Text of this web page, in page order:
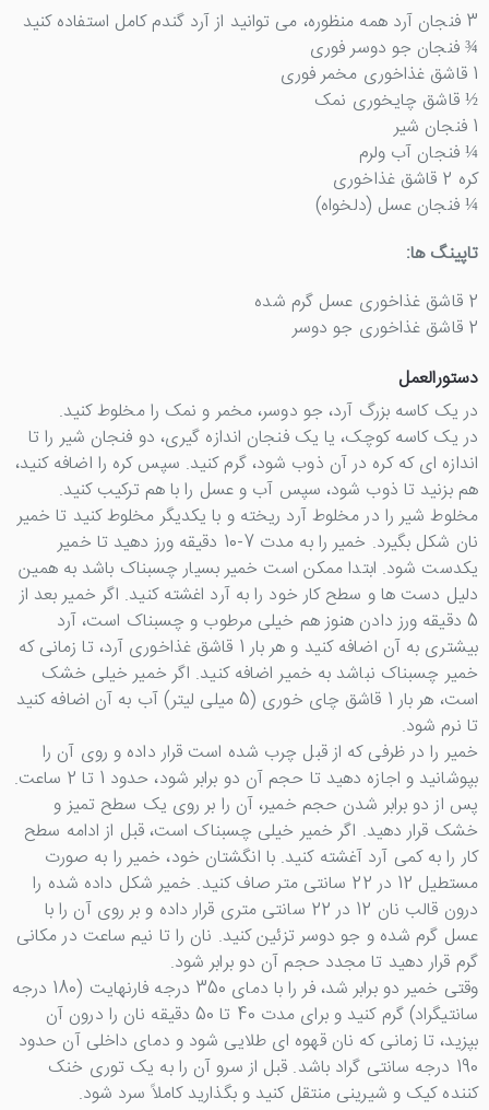
3 فنجان آرد همه منظوره، می توانید از آرد گندم کامل استفاده کنید
¾ فنجان جو دوسر فوری
1 قاشق غذاخوری مخمر فوری
½ قاشق چایخوری نمک
1 فنجان شیر
¼ فنجان آب ولرم
کره 2 قاشق غذاخوری
¼ فنجان عسل (دلخواه)
تاپینگ ها:
2 قاشق غذاخوری عسل گرم شده
2 قاشق غذاخوری جو دوسر
دستورالعمل
در یک کاسه بزرگ آرد، جو دوسر، مخمر و نمک را مخلوط کنید.
در یک کاسه کوچک، یا یک فنجان اندازه گیری، دو فنجان شیر را تا
اندازه ای که کره در آن ذوب شود، گرم کنید. سپس کره را اضافه کنید،
هم بزنید تا ذوب شود، سپس آب و عسل را با هم ترکیب کنید.
مخلوط شیر را در مخلوط آرد ریخته و با یکدیگر مخلوط کنید تا خمیر
نان شکل بگیرد. خمیر را به مدت 7-10 دقیقه ورز دهید تا خمیر
یکدست شود. ابتدا ممکن است خمیر بسیار چسبناک باشد به همین
دلیل دست ها و سطح کار خود را به آرد اغشته کنید. اگر خمیر بعد از
5 دقیقه ورز دادن هنوز هم خیلی مرطوب و چسبناک است، آرد
بیشتری به آن اضافه کنید و هر بار 1 قاشق غذاخوری آرد، تا زمانی که
خمیر چسبناک نباشد به خمیر اضافه کنید. اگر خمیر خیلی خشک
است، هر بار 1 قاشق چای خوری (5 میلی لیتر) آب به آن اضافه کنید
تا نرم شود.
خمیر را در ظرفی که از قبل چرب شده است قرار داده و روی آن را
بپوشانید و اجازه دهید تا حجم آن دو برابر شود، حدود 1 تا 2 ساعت.
پس از دو برابر شدن حجم خمیر، آن را بر روی یک سطح تمیز و
خشک قرار دهید. اگر خمیر خیلی چسبناک است، قبل از ادامه سطح
کار را به کمی آرد آغشته کنید. با انگشتان خود، خمیر را به صورت
مستطیل 12 در 22 سانتی متر صاف کنید. خمیر شکل داده شده را
درون قالب نان 12 در 22 سانتی متری قرار داده و بر روی آن را با
عسل گرم شده و جو دوسر تزئین کنید. نان را تا نیم ساعت در مکانی
گرم قرار دهید تا مجدد حجم آن دو برابر شود.
وقتی خمیر دو برابر شد، فر را با دمای 350 درجه فارنهایت (180 درجه
سانتیگراد) گرم کنید و برای مدت 40 تا 50 دقیقه نان را درون آن
بپزید، تا زمانی که نان قهوه ای طلایی شود و دمای داخلی آن حدود
190 درجه سانتی گراد باشد. قبل از سرو آن را به یک توری خنک
کننده کیک و شیرینی منتقل کنید و بگذارید کاملاً سرد شود.